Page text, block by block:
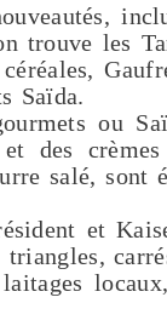
trouve les
Saïda.
ou
des
salé, sont
et